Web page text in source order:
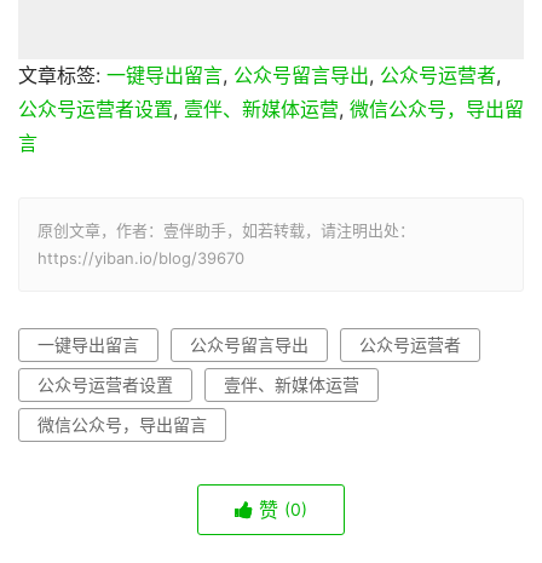
文章标签: 一键导出留言, 公众号留言导出, 公众号运营者,
公众号运营者设置, 壹伴、新媒体运营, 微信公众号，导出留
言
原创文章，作者：壹伴助手，如若转载，请注明出处：
https://yiban.io/blog/39670
一键导出留言 公众号留言导出
公众号运营者
公众号运营者设置
壹伴、新媒体运营
微信公众号，导出留言
赞 (0)